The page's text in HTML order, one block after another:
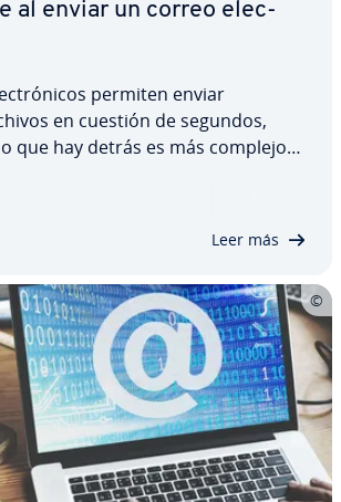
al enviar un correo ele­c­
permiten enviar
en cuestión de segundos,
que hay detrás es más complejo
al buzón del de­s­ti­na­ta­rio in­te­r­vie­nen
Leer más